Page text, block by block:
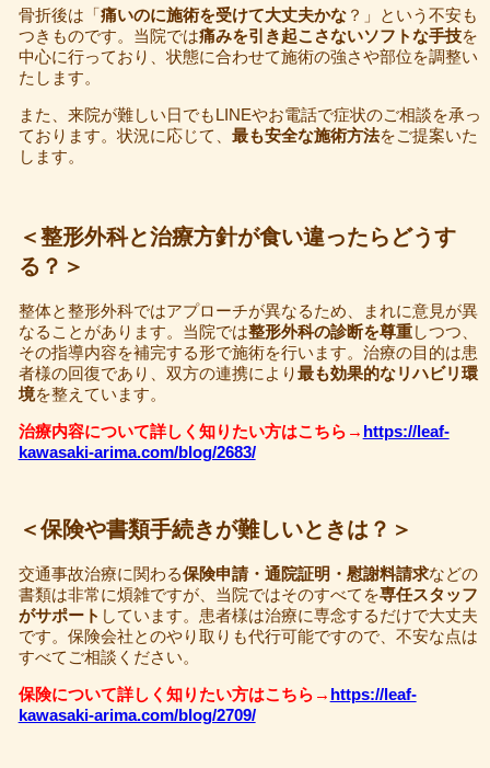
骨折後は「痛いのに施術を受けて大丈夫かな？」という不安も
つきものです。当院では痛みを引き起こさないソフトな手技を
中心に行っており、状態に合わせて施術の強さや部位を調整い
たします。
また、来院が難しい日でもLINEやお電話で症状のご相談を承っ
ております。状況に応じて、 最も安全な施術方法をご提案いた
します。
＜整形外科と治療方針が食い違ったらどうす
る？＞
整体と整形外科ではアプローチが異なるため、まれに意見が異
なることがあります。当院では整形外科の診断を尊重しつつ、
その指導内容を補完する形で施術を行います。治療の目的は患
者様の回復であり、双方の連携により最も効果的なリハビリ環
境を整えています。
治療内容について詳しく知りたい方はこちら→ https://leaf-
kawasaki-arima.com/blog/2683/
＜保険や書類手続きが難しいときは？＞
交通事故治療に関わる保険申請・通院証明・慰謝料請求などの
書類は非常に煩雑ですが、当院ではそのすべてを専任スタッフ
がサポート しています。患者様は治療に専念するだけで大丈夫
です。保険会社とのやり取りも代行可能ですので、不安な点は
すべてご相談ください。
保険について詳しく知りたい方はこちら→ https://leaf-
kawasaki-arima.com/blog/2709/